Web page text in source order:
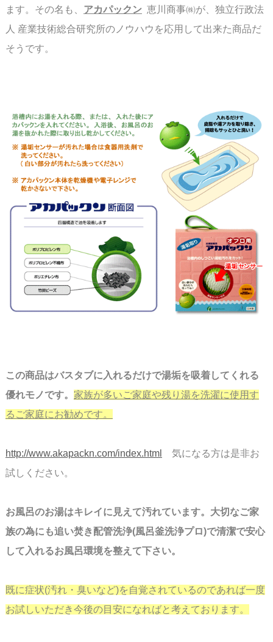
ます。 その名も、 アカパックン 恵川商事㈱が、独立行政法
人 産業技術総合研究所のノウハウを応用して出来た商品だ
そうです。
この商品はバスタブに入れるだけで湯垢を吸着してくれる
優れモノです。 家族が多いご家庭や残り湯を洗濯に使用す
るご家庭にお勧めです。
http://www.akapackn.com/index.html
気になる方は是非お
試しください。
お風呂のお湯はキレイに見えて汚れています。大切なご家
族の為にも追い焚き配管洗浄(風呂釜洗浄プロ)で清潔で安心
して入れるお風呂環境を整えて下さい。
既に症状(汚れ・臭いなど)を自覚されているのであれば一度
お試しいただき今後の目安になればと考えております。